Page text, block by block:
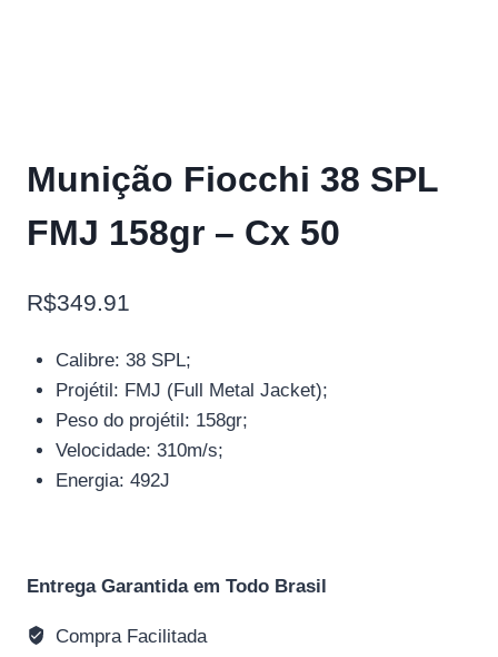
Munição Fiocchi 38 SPL
FMJ 158gr – Cx 50
R$349.91
Calibre: 38 SPL;
Projétil: FMJ (Full Metal Jacket);
Peso do projétil: 158gr;
Velocidade: 310m/s;
Energia: 492J
Entrega Garantida em Todo Brasil
Compra Facilitada